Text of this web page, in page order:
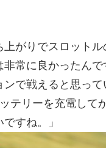
がりでスロット
常に良かったん
で戦えると思っ
テリーを充電して
すね。」